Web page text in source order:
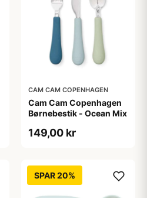
CAM CAM COPENHAGEN
Cam Cam Copenhagen
Børnebestik - Ocean Mix
149,00 kr
SPAR 20%